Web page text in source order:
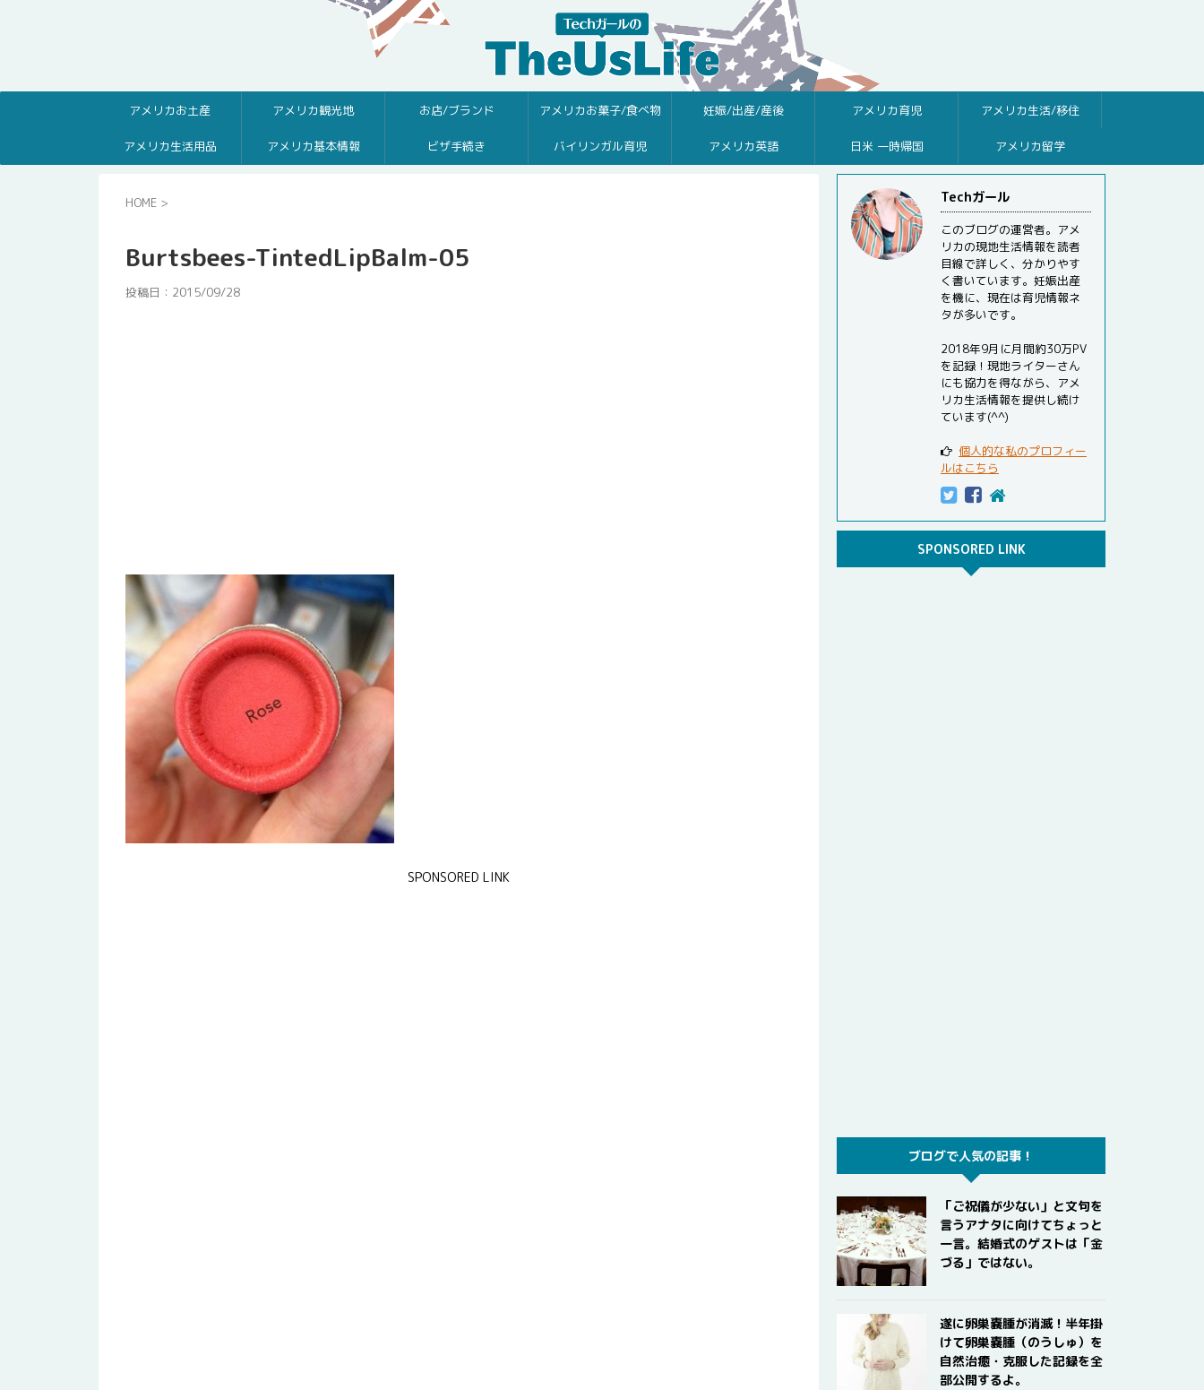
アメリカお土産 アメリカ観光地 お店/ブランド アメリカお菓子/食べ物 妊娠/出産/産後 アメリカ育児 アメリカ生活/移住
アメリカ生活用品 アメリカ基本情報 ビザ手続き バイリンガル育児 アメリカ英語 日米 一時帰国 アメリカ留学
HOME >
Burtsbees-TintedLipBalm-05
投稿日： 2015/09/28
SPONSORED LINK
Techガール
このブログの運営者。アメ
リカの現地生活情報を読者
目線で詳しく、分かりやす
く書いています。妊娠出産
を機に、現在は育児情報ネ
タが多いです。
2018年9月に月間約30万PV
を記録！現地ライターさん
にも協力を得ながら、アメ
リカ生活情報を提供し続け
ています(^^)
個人的な私のプロフィー
ルはこちら
SPONSORED LINK
ブログで人気の記事！
「ご祝儀が少ない」と文句を
言うアナタに向けてちょっと
一言。結婚式のゲストは「金
づる」ではない。
遂に卵巣嚢腫が消滅！半年掛
けて卵巣嚢腫（のうしゅ）を
自然治癒・克服した記録を全
部公開するよ。